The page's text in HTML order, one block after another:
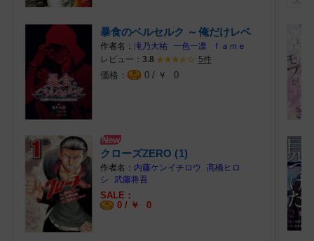
暴食のベルセルク ～俺だけレベ
ルという… (1)
滝乃大祐 一色一凛
ｆａｍｅ
レビュー： 3.8 5件
0 / ￥ 0
クローズZERO (1)
内藤ケンイチロウ
高橋ヒロ
シ
武藤将吾
0 / ￥ 0